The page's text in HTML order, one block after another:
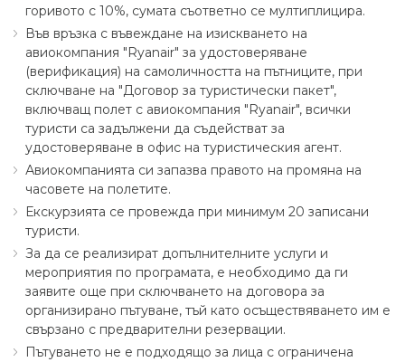
горивото с 10%, сумата съответно се мултиплицира.
Във връзка с въвеждане на изискването на
авиокомпания "Ryanair" за удостоверяване
(верификация) на самоличността на пътниците, при
сключване на "Договор за туристически пакет",
включващ полет с авиокомпания "Ryanair", всички
туристи са задължени да съдействат за
удостоверяване в офис на туристическия агент.
Авиокомпанията си запазва правото на промяна на
часовете на полетите.
Екскурзията се провежда при минимум 20 записани
туристи.
За да се реализират допълнителните услуги и
мероприятия по програмата, е необходимо да ги
заявите още при сключването на договора за
организирано пътуване, тъй като осъществяването им е
свързано с предварителни резервации.
Пътуването не е подходящо за лица с ограничена